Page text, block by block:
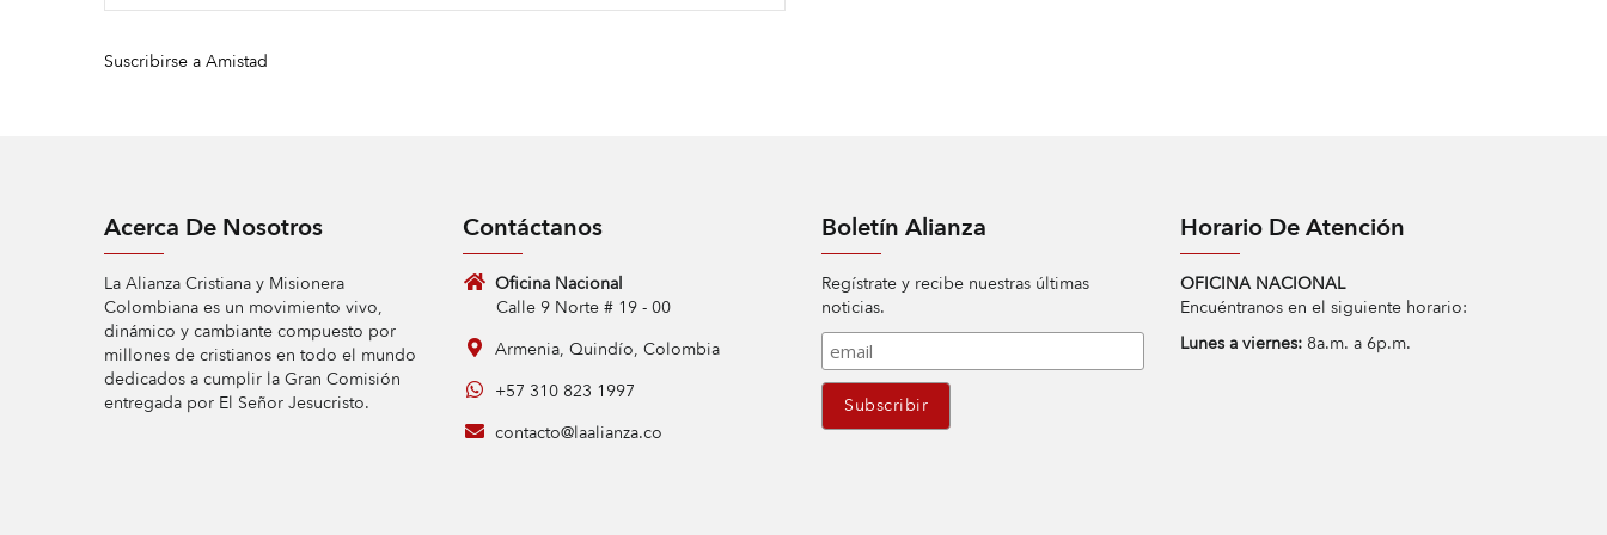
Suscribirse a Amistad
Acerca De Nosotros
La Alianza Cristiana y Misionera
Colombiana es un movimiento vivo,
dinámico y cambiante compuesto por
millones de cristianos en todo el mundo
dedicados a cumplir la Gran Comisión
entregada por El Señor Jesucristo.
Contáctanos
Oficina Nacional
Calle 9 Norte # 19 - 00
Armenia, Quindío, Colombia
+57 310 823 1997
contacto@laalianza.co
Boletín Alianza
Regístrate y recibe nuestras últimas
noticias.
Horario De Atención
OFICINA NACIONAL
Encuéntranos en el siguiente horario:
Lunes a viernes: 8a.m. a 6p.m.